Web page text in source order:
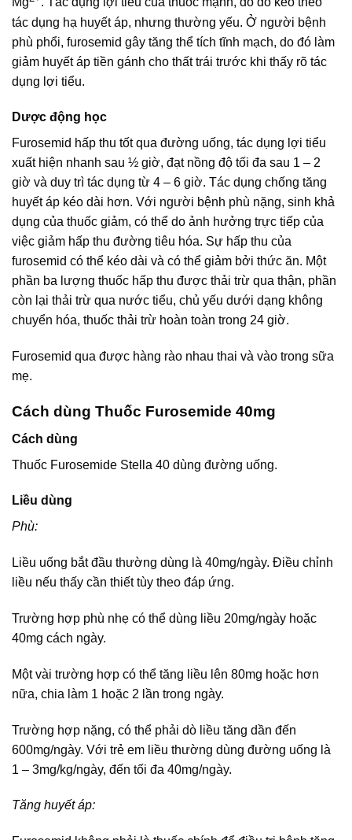
tác dụng hạ huyết áp, nhưng thường yếu. Ở người bệnh
phù phổi, furosemid gây tăng thể tích tĩnh mạch, do đó làm
giảm huyết áp tiền gánh cho thất trái trước khi thấy rõ tác
dụng lợi tiểu.
Dược động học
Furosemid hấp thu tốt qua đường uống, tác dụng lợi tiểu
xuất hiện nhanh sau ½ giờ, đạt nồng độ tối đa sau 1 – 2
giờ và duy trì tác dụng từ 4 – 6 giờ. Tác dụng chống tăng
huyết áp kéo dài hơn. Với người bệnh phù nặng, sinh khả
dụng của thuốc giảm, có thể do ảnh hưởng trực tiếp của
việc giảm hấp thu đường tiêu hóa. Sự hấp thu của
furosemid có thể kéo dài và có thể giảm bởi thức ăn. Một
phần ba lượng thuốc hấp thu được thải trừ qua thận, phần
còn lại thải trừ qua nước tiểu, chủ yếu dưới dạng không
chuyển hóa, thuốc thải trừ hoàn toàn trong 24 giờ.
Furosemid qua được hàng rào nhau thai và vào trong sữa
mẹ.
Cách dùng Thuốc Furosemide 40mg
Cách dùng
Thuốc Furosemide Stella 40 dùng đường uống.
Liều dùng
Phù:
Liều uống bắt đầu thường dùng là 40mg/ngày. Điều chỉnh
liều nếu thấy cần thiết tùy theo đáp ứng.
Trường hợp phù nhẹ có thể dùng liều 20mg/ngày hoặc
40mg cách ngày.
Một vài trường hợp có thể tăng liều lên 80mg hoặc hơn
nữa, chia làm 1 hoặc 2 lần trong ngày.
Trường hợp nặng, có thể phải dò liều tăng dần đến
600mg/ngày. Với trẻ em liều thường dùng đường uống là
1 – 3mg/kg/ngày, đến tối đa 40mg/ngày.
Tăng huyết áp: